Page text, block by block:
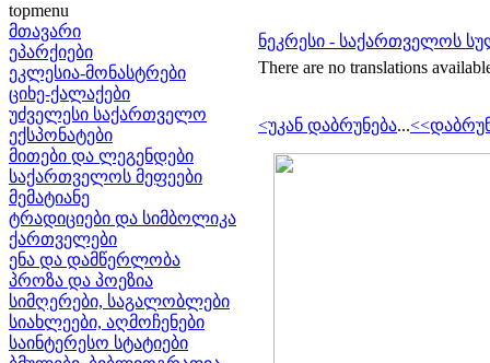
topmenu
მთავარი
ეპარქიები
ეკლესია-მონასტრები
ციხე-ქალაქები
უძველესი საქართველო
ექსპონატები
მითები და ლეგენდები
საქართველოს მეფეები
მემატიანე
ტრადიციები და სიმბოლიკა
ქართველები
ენა და დამწერლობა
პროზა და პოეზია
სიმღერები, საგალობლები
სიახლეები, აღმოჩენები
საინტერესო სტატიები
ნეკრესი - საქართველოს
There are no translations
<უკან დაბრუნება...